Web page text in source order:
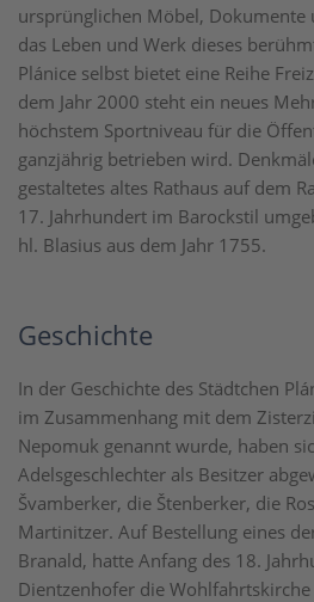
ursprünglichen Möbel, Dokumente
das Leben und Werk dieses
Plánice selbst bietet eine Reihe
dem Jahr 2000 steht ein neues
höchstem Sportniveau für die
ganzjährig betrieben wird.
gestaltetes altes Rathaus auf dem
17. Jahrhundert im Barockstil
hl. Blasius aus dem Jahr 1755.
Geschichte
In der Geschichte des Städtchen
im Zusammenhang mit dem
Nepomuk genannt wurde, haben
Adelsgeschlechter als Besitzer
Švamberker, die Štenberker, die
Martinitzer. Auf Bestellung eines
Branald, hatte Anfang des 18.
Dientzenhofer die